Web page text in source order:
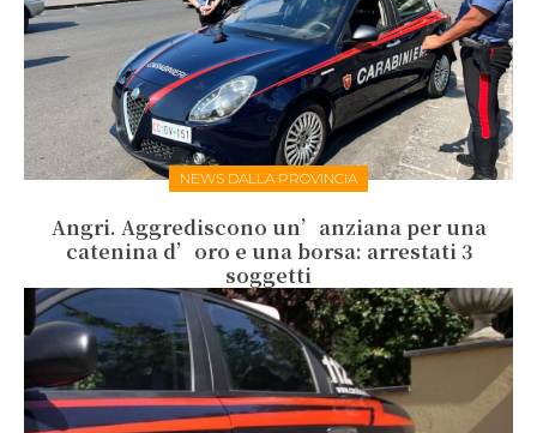
NEWS DALLA PROVINCIA
Angri. Aggrediscono un’anziana per una
catenina d’oro e una borsa: arrestati 3
soggetti